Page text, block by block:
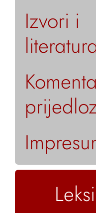
Izvori i